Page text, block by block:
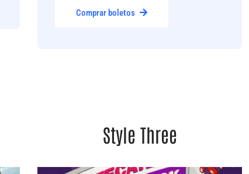
Comprar boletos
Style Three